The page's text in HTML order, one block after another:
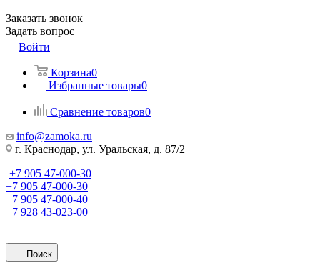
Заказать звонок
Задать вопрос
Войти
Корзина0
Избранные товары0
Сравнение товаров0
info@zamoka.ru
г. Краснодар, ул. Уральская, д. 87/2
+7 905 47-000-30
+7 905 47-000-30
+7 905 47-000-40
+7 928 43-023-00
Поиск